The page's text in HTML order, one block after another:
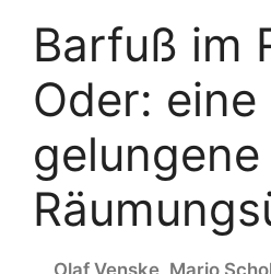
Barfuß im
Oder: eine
gelungene
Olaf Venske, Mario